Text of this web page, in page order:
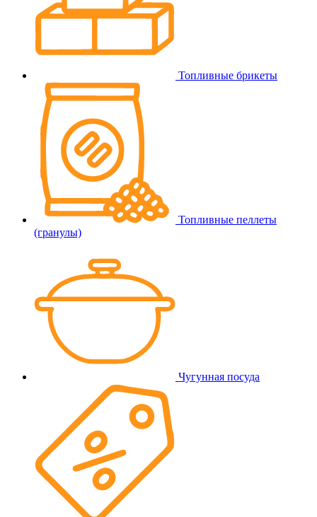
Топливные брикеты
Топливные пеллеты
(гранулы)
Чугунная посуда